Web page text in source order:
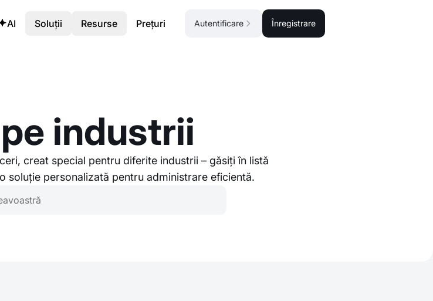
industrii
creat special pentru diferite industrii – găsiți în listă
soluție personalizată pentru administrare eficientă.
AI Soluții Resurse Prețuri Autentificare Înregistrare